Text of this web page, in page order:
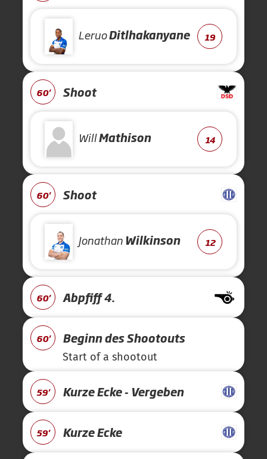
LeruoDitlhakanyane 19
60' Shoot
WillMathison 14
60' Shoot
Jonathan Wilkinson 12
60' Abpfiff 4.
60' Beginn des Shootouts
Start of a shootout
59' Kurze Ecke - Vergeben
59' Kurze Ecke